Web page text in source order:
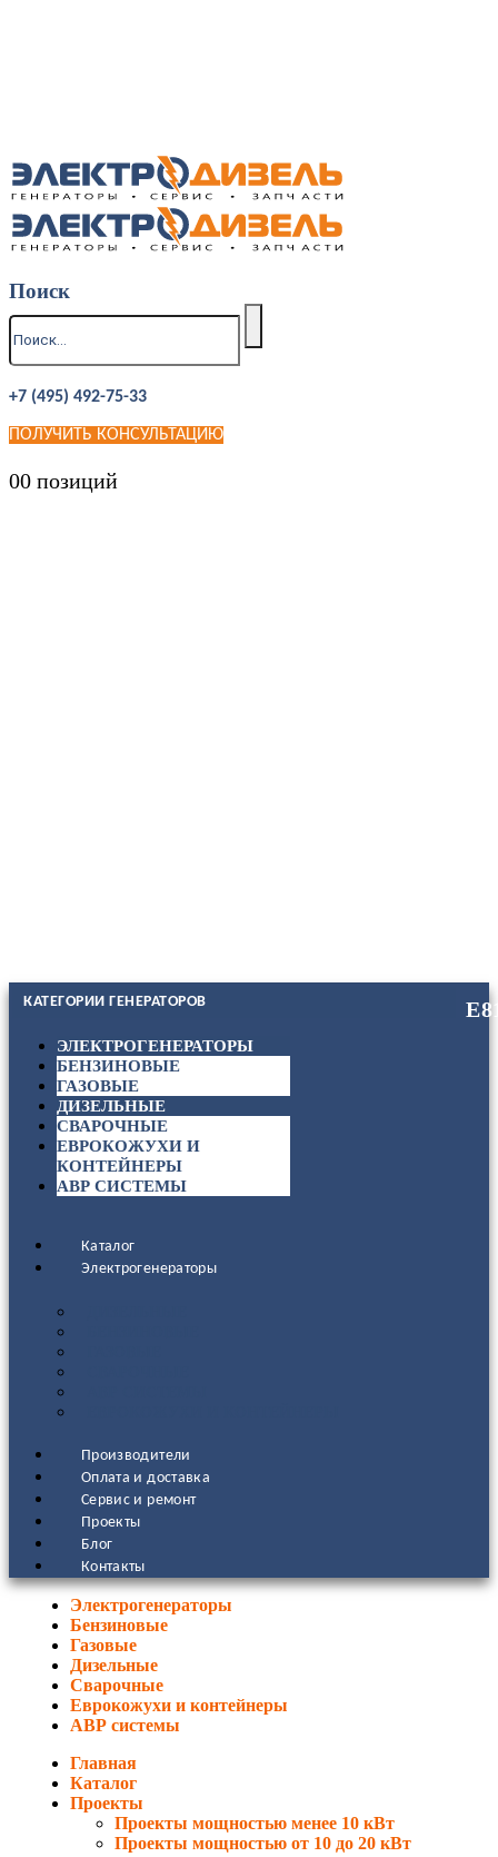
Поиск
+7 (495) 492-75-33
ПОЛУЧИТЬ КОНСУЛЬТАЦИЮ
00 позиций
КАТЕГОРИИ ГЕНЕРАТОРОВ
ЭЛЕКТРОГЕНЕРАТОРЫ
БЕНЗИНОВЫЕ
ГАЗОВЫЕ
ДИЗЕЛЬНЫЕ
СВАРОЧНЫЕ
ЕВРОКОЖУХИ И
КОНТЕЙНЕРЫ
АВР СИСТЕМЫ
Каталог
Электрогенераторы
Производители
Оплата и доставка
Сервис и ремонт
Проекты
Блог
Контакты
Электрогенераторы
Бензиновые
Газовые
Дизельные
Сварочные
Еврокожухи и контейнеры
АВР системы
Главная
Каталог
Проекты
Проекты мощностью менее 10 кВт
Проекты мощностью от 10 до 20 кВт